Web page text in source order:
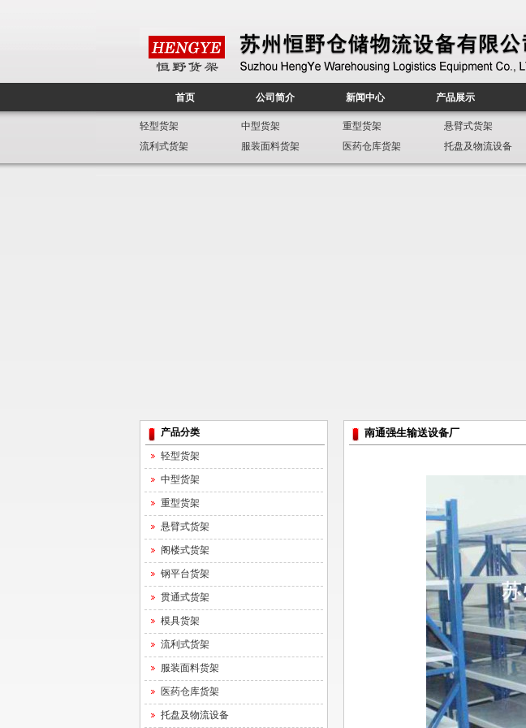
首页 公司简介 新闻中心 产品展示
轻型货架 中型货架 重型货架 悬臂式货架
流利式货架
服装面料货架 医药仓库货架 托盘及物流设备
产品分类
轻型货架
中型货架
重型货架
悬臂式货架
阁楼式货架
钢平台货架
贯通式货架
模具货架
流利式货架
服装面料货架
医药仓库货架
托盘及物流设备
南通强生输送设备厂